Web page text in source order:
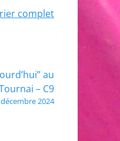
complet
au
– C9
2024